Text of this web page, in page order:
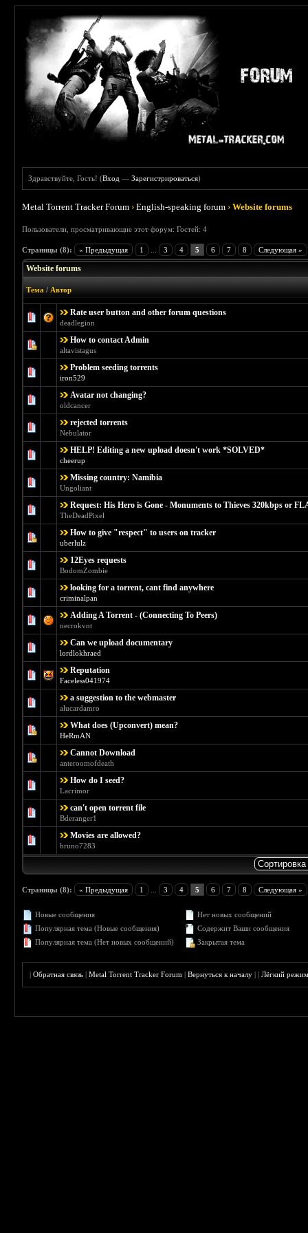
Здравствуйте, Гость! (Вход —Зарегистрироваться)
Metal Torrent Tracker Forum ›English-speaking forum ›Website forums
Пользователи, просматривающие этот форум: Гостей: 4
Страницы (8): « Предыдущая 1 3 4 5 6 7 8 Следующая »
Website forums
Тема / Автор
Rate user button and other forum questions
deadlegion
Голосов: 0 - Средняя оценка: 0 из 5
123 45
How to contact Admin
altavistagus
Голосов: 0 - Средняя оценка: 0 из 5
12345
Problem seeding torrents
iron529
Голосов: 0 - Средняя оценка: 0 из 5
123 45
Avatar not changing?
oldcancer
Голосов: 0 - Средняя оценка: 0 из 5
12345
rejected torrents
Nebulator
Голосов: 0 - Средняя оценка: 0 из 5
123
HELP! Editing a new upload doesn't work *SOLVED*
cheerup
Голосов: 0 - Средняя оценка: 0 из 5
12 3 45
Missing country: Namibia
Ungoliant
Голосов: 0 - Средняя оценка: 0 из 5
123 45
Request: His Hero is Gone - Monuments to Thieves 320kbps or
TheDeadPixel
Голосов: 0 - Средняя оценка: 0 из 5
1234 5
How to give "respect" to users on tracker
uberlulz
Голосов: 0 - Средняя оценка: 0 из 5
2345
12Eyes requests
BodomZombie
Голосов: 0 - Средняя оценка: 0 из 5
123
looking for a torrent, cant find anywhere
criminalpan
Голосов: 0 - Средняя оценка: 0 из 5
12345
Adding A Torrent - (Connecting To Peers)
necrokvnt
Голосов: 0 - Средняя оценка: 0 из 5
1234 5
Can we upload documentary
lordlokhraed
Голосов: 0 - Средняя оценка: 0 из 5
12 345
Reputation
Faceless041974
Голосов: 0 - Средняя оценка: 0 из 5
a suggestion to the webmaster
alucardamro
Голосов: 0 - Средняя оценка: 0 из 5
12 34 5
What does (Upconvert) mean?
HeRmAN
Голосов: 0 - Средняя оценка: 0 из 5
12345
Cannot Download
anteroomofdeath
Голосов: 1 - Средняя оценка: 5 из 5
1234
How do I seed?
Lacrimor
Голосов: 0 - Средняя оценка: 0 из 5
12
can't open torrent file
Bderanger1
Голосов: 0 - Средняя оценка: 0 из 5
1234 5
Movies are allowed?
bruno7283
Голосов: 0 - Средняя оценка: 0 из 5
12345
Страницы (8): « Предыдущая 1 3 4 5 6 7 8 Следующая »
Новые сообщения
Популярная тема (Новые сообщения)
Популярная тема (Нет новых сообщений)
Нет новых сообщений
Содержит Ваши сообщения
Закрытая тема
|Обратная связь |Metal Torrent Tracker Forum |Вернуться к началу ||Лёгкий